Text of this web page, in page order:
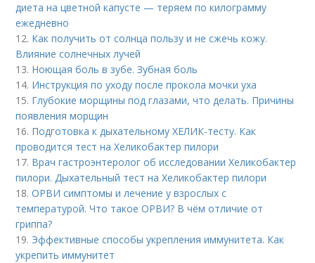
диета на цветной капусте — теряем по килограмму
ежедневно
12. Как получить от солнца пользу и не сжечь кожу.
Влияние солнечных лучей
13. Ноющая боль в зубе. Зубная боль
14. Инструкция по уходу после прокола мочки уха
15. Глубокие морщины под глазами, что делать. Причины
появления морщин
16. Подготовка к дыхательному ХЕЛИК-тесту. Как
проводится тест на Хеликобактер пилори
17. Врач гастроэнтеролог об исследовании Хеликобактер
пилори. Дыхательный тест на Хеликобактер пилори
18.ОРВИ симптомы и лечение у взрослых с
температурой. Что такое ОРВИ? В чём отличие от
гриппа?
19. Эффективные способы укрепления иммунитета. Как
укрепить иммунитет